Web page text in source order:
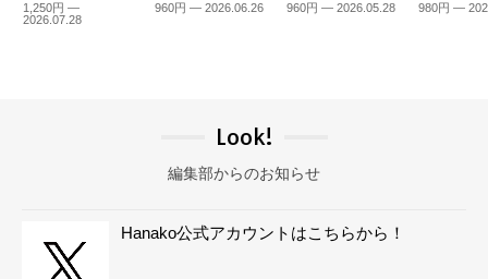
1,250円 —
2026.07.28
960円 — 2026.06.26 960円 — 2026.05.28 980円 —
Look!
編集部からのお知らせ
Hanako公式アカウントはこちらから！